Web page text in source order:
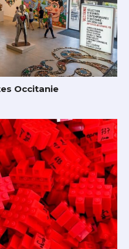
Occitanie